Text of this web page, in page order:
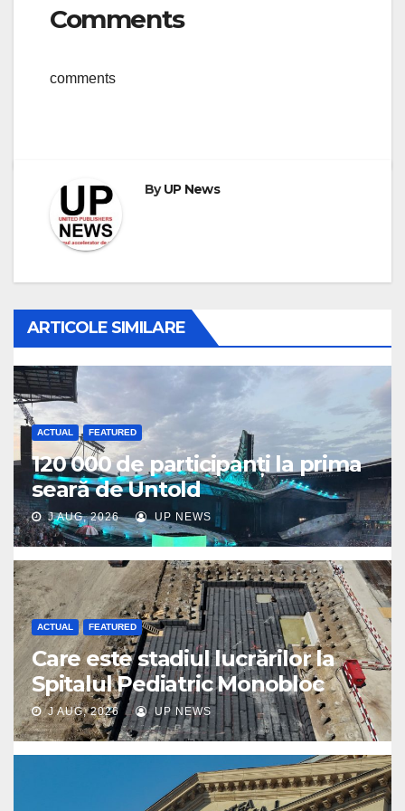
Comments
comments
ByUP News
ARTICOLE SIMILARE
ACTUAL FEATURED
120 000 de participanți la prima
seară de Untold
J AUG, 2026 UP NEWS
ACTUAL FEATURED
Care este stadiul lucrărilor la
Spitalul Pediatric Monobloc
J AUG, 2026 UP NEWS